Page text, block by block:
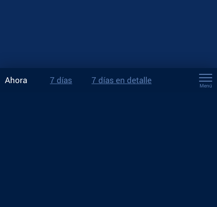
Ahora 7 días 7 días en detalle
Menú